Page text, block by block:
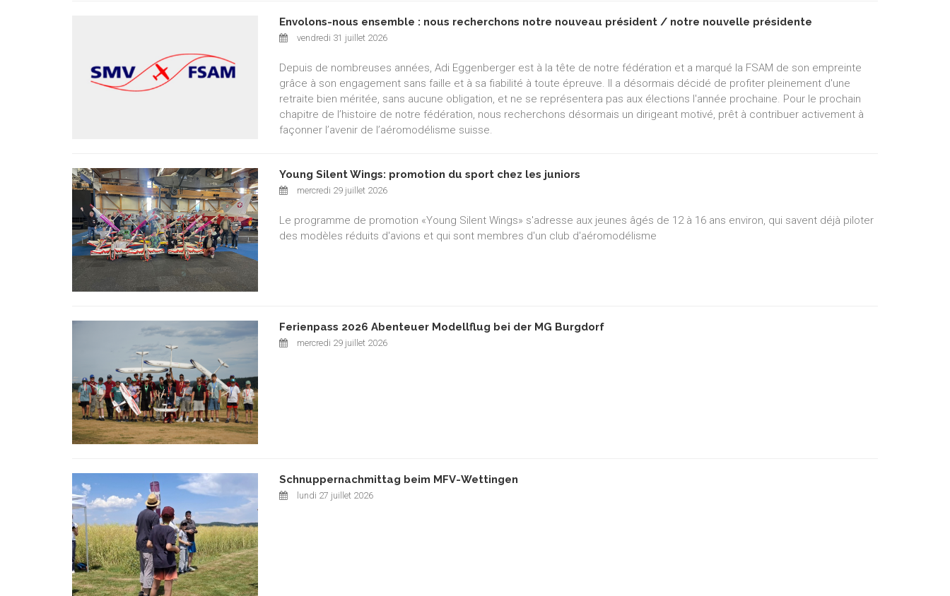
Envolons-nous ensemble : nous recherchons notre nouveau président / notre nouvelle présidente
vendredi 31 juillet 2026
Depuis de nombreuses années, Adi Eggenberger est à la tête de notre fédération et a marqué la FSAM de son empreinte
grâce à son engagement sans faille et à sa fiabilité à toute épreuve. Il a désormais décidé de profiter pleinement d'une
retraite bien méritée, sans aucune obligation, et ne se représentera pas aux élections l'année prochaine. Pour le prochain
chapitre de l’histoire de notre fédération, nous recherchons désormais un dirigeant motivé, prêt à contribuer activement à
façonner l’avenir de l’aéromodélisme suisse.
Young Silent Wings: promotion du sport chez les juniors
mercredi 29 juillet 2026
Le programme de promotion «Young Silent Wings» s'adresse aux jeunes âgés de 12 à 16 ans environ, qui savent déjà piloter
des modèles réduits d'avions et qui sont membres d'un club d'aéromodélisme
Ferienpass 2026 Abenteuer Modellflug bei der MG Burgdorf
mercredi 29 juillet 2026
Schnuppernachmittag beim MFV-Wettingen
lundi 27 juillet 2026